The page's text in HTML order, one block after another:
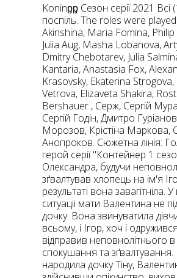
Koninᶈᶈ Сезон серії 2021 Всі
поспіль. The roles were
Akinshina, Maria Fomina, Philip
Julia Aug, Masha Lobanova,
Dmitry Chebotarev, Julia
Kantaria, Anastasia Fox,
Krasovsky, Ekaterina Strogova,
Vetrova, Elizaveta Shakira,
Bershauer , Серж, Сергій
Сергій Годін, Дмитро
Морозов, Крістіна Маркова,
Анопроков. Сюжетна лінія:
герой серії "Контейнер 1
Олександра, будучи
зґвалтував хлопець на ім'я
результаті вона завагітніла.
ситуації мати Валентина не
дочку. Вона звинуватила
всьому, і Ігор, хоч і
відправив неповнолітнього
спокушання та
народила дочку Тіну,